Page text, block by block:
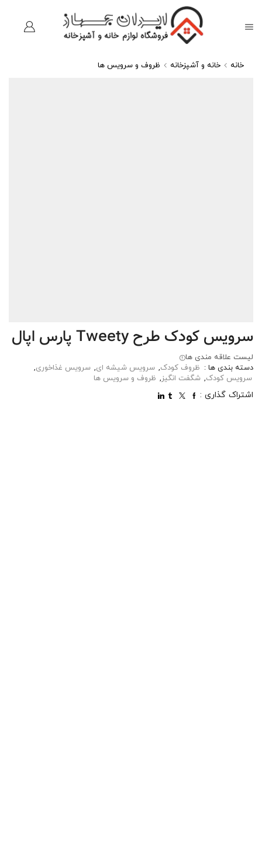
خانه خانه و آشپزخانه ظروف و سرویس ها
سرویس کودک طرح Tweety پارس اپال
لیست علاقه مندی ها
دسته بندی ها : ظروف کودک, سرویس شیشه ای, سرویس غذاخوری,
سرویس کودک, شگفت انگیز, ظروف و سرویس ها
اشتراک گذاری :